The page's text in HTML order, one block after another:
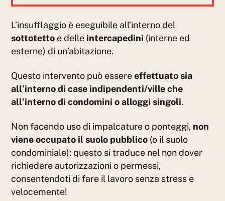
L’insufflaggio è eseguibile all’interno del
sottotetto e delle intercapedini (interne ed
esterne) di un’abitazione.
Questo intervento può essereeffettuato sia
all’interno di case indipendenti/ville che
all’interno di condomini o alloggi singoli.
Non facendo uso di impalcature o ponteggi, non
viene occupato il suolo pubblico (o il suolo
condominiale): questo si traduce nel non dover
richiedere autorizzazioni o permessi,
consentendoti di fare il lavoro senza stress e
velocemente!